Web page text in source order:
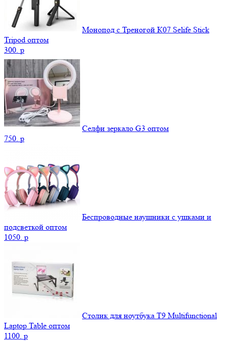
Монопод с Треногой К07 Selife Stick
Tripod оптом
300. p
Селфи зеркало G3 оптом
750. p
Беспроводные наушники с ушками и
подсветкой оптом
1050. p
Столик для ноутбука Т9 Мultifunctional
Laptop Table оптом
1100. p